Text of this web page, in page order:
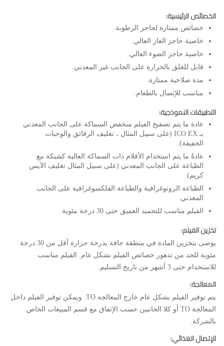
الخصائص الرئيسية:
خصائص ممتازة لحاجز الرطوبة.
خاصية حاجز الغاز العالي.
خاصية حاجز الضوء العالي.
قابل للغلق بالحرارة على الجانب غير المعدني.
مدة صلاحية ممتازة.
مناسب للإتصال بالطعام.
التطبيقات النموذجية:
عادة ما يتم تصفيح الفيلم منخفض السماكة على الجانب المعدني
بـ ICO EX (على سبيل المثال ، تغليف الرقائق والوجبات
الخفيفة).
عادةً ما يتم استخدام الأفلام ذات السماكة العالية كشبكة مع
الطباعة على الجانب المعدني (على سبيل المثال تغليف الآيس
كريم).
الطباعة الروتوغرافية والطباعة الفلكسوغرافية على الجانب
المعدني.
الفيلم مناسب للتجميد العميق حتى 30 درجة مئوية.
تخزين الفيلم:
يوصى بتخزين المادة في منطقة جافة بدرجة حرارة أقل من 30 درجة
مئوية للحد من تدهور خصائص الفيلم بشكل عام. الفيلم مناسب
للاستخدام حتى 3 أشهر من تاريخ التسليم.
المعالجة:
يتم توفير الفيلم بشكل عام خارج المعالجة TO. ويمكن توفير الفيلم داخل
المعالجة TO أو كلا الجانبين حسب الإتفاق مع قسم المبيعات الخاص
بالشركة.
الإتصال الغذائي: